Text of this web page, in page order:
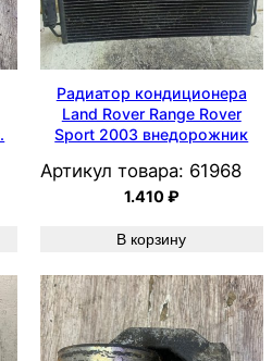
Радиатор кондиционера
Land Rover Range Rover
Sport 2003 внедорожник
Артикул товара: 61968
1.410₽
В корзину